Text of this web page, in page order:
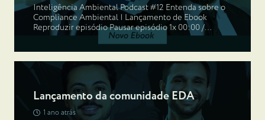
Inteligência Ambiental Podcast #12 Entenda sobre o
Compliance Ambiental | Lançamento de Ebook
Reproduzir episódio Pausar episódio 1x 00:00 /…
Lançamento da comunidade EDA
1 ano atrás